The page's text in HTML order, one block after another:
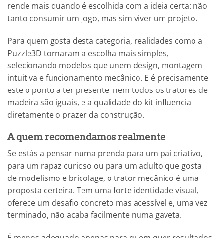
rende mais quando é escolhida com a ideia certa: não
tanto consumir um jogo, mas sim viver um projeto.
Para quem gosta desta categoria, realidades como a
Puzzle3D tornaram a escolha mais simples,
selecionando modelos que unem design, montagem
intuitiva e funcionamento mecânico. E é precisamente
este o ponto a ter presente: nem todos os tratores de
madeira são iguais, e a qualidade do kit influencia
diretamente o prazer da construção.
A quem recomendamos realmente
Se estás a pensar numa prenda para um pai criativo,
para um rapaz curioso ou para um adulto que gosta
de modelismo e bricolage, o trator mecânico é uma
proposta certeira. Tem uma forte identidade visual,
oferece um desafio concreto mas acessível e, uma vez
terminado, não acaba facilmente numa gaveta.